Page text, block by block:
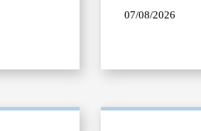
07/08/2026